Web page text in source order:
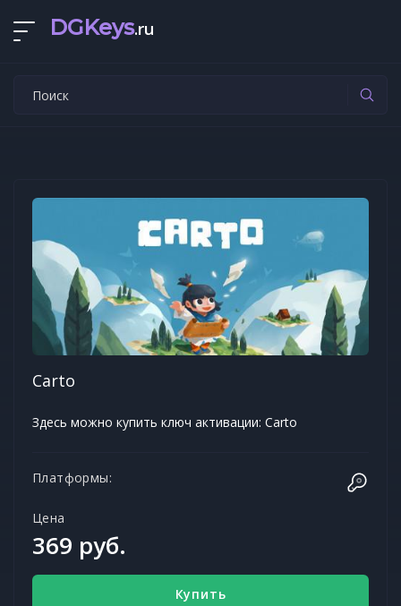
DGKeys.ru
Carto
Здесь можно купить ключ активации: Carto
Платформы:
Цена
369 руб.
Купить